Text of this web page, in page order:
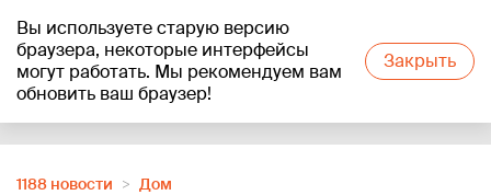
Вы используете старую версию
браузера, некоторые интерфейсы
могут работать. Мы рекомендуем вам
обновить ваш браузер!
Закрыть
+17°C
1188 новости
Дом